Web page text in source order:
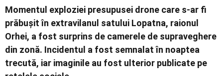
Momentul exploziei presupusei drone care s-ar fi
prăbușit în extravilanul satului Lopatna, raionul
Orhei, a fost surprins de camerele de supraveghere
din zonă. Incidentul a fost semnalat în noaptea
trecută, iar imaginile au fost ulterior publicate pe